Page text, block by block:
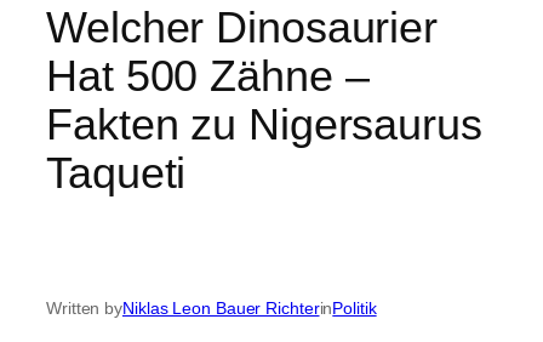
Welcher Dinosaurier
Hat 500 Zähne –
Fakten zu Nigersaurus
Taqueti
Written byNiklas Leon Bauer RichterinPolitik